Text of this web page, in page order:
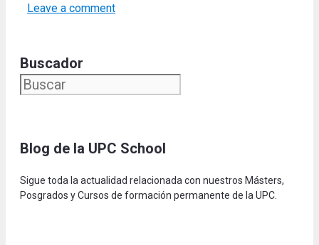
Leave a comment
Buscador
Blog de la UPC School
Sigue toda la actualidad relacionada con nuestros Másters,
Posgrados y Cursos de formación permanente de la UPC.